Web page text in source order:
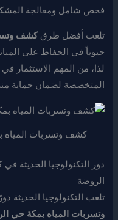
فحص شامل ومعالجة
تلعب أفضل طرقكشف
حيوياً في الحفاظ على
لذا، من المهم الاستثمار
المتخصصة لضمان حماية
كشف وتسربات المياه
دور التكنولوجيا الحديثة
الروضة
تلعب التكنولوجيا
وتسربات المياه بمكة حي